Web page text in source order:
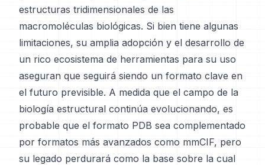
estructuras tridimensionales de las
macromoléculas biológicas. Si bien tiene algunas
limitaciones, su amplia adopción y el desarrollo de
un rico ecosistema de herramientas para su uso
aseguran que seguirá siendo un formato clave en
el futuro previsible. A medida que el campo de la
biología estructural continúa evolucionando, es
probable que el formato PDB sea complementado
por formatos más avanzados como mmCIF, pero
su legado perdurará como la base sobre la cual